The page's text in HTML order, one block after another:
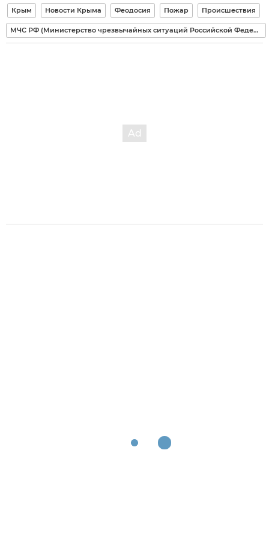
Крым Новости Крыма Феодосия Пожар Происшествия
МЧС РФ (Министерство чрезвычайных ситуаций Российской Федерации)